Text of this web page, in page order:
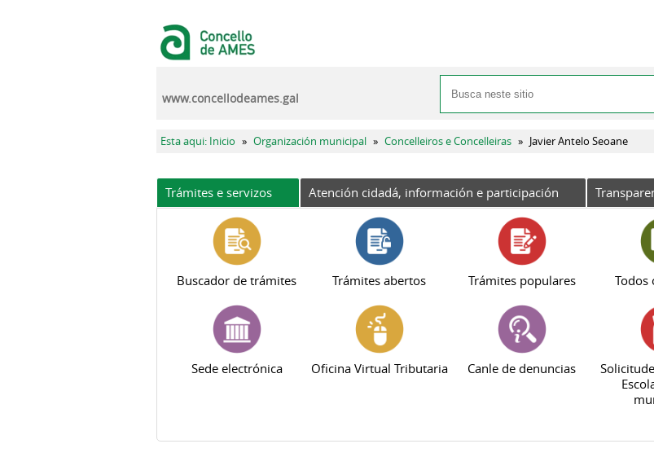
Formulario de busca
Buscar
www.concellodeames.gal
Vostede está aquí
Esta aqui: Inicio » Organización municipal » Concelleiros e Concelleiras » Javier Antelo Seoane
Trámites e servizos Atención cidadá, información e participación
Buscador de trámites Trámites abertos Trámites populares Todos
Sede electrónica Oficina Virtual Tributaria Canle de denuncias